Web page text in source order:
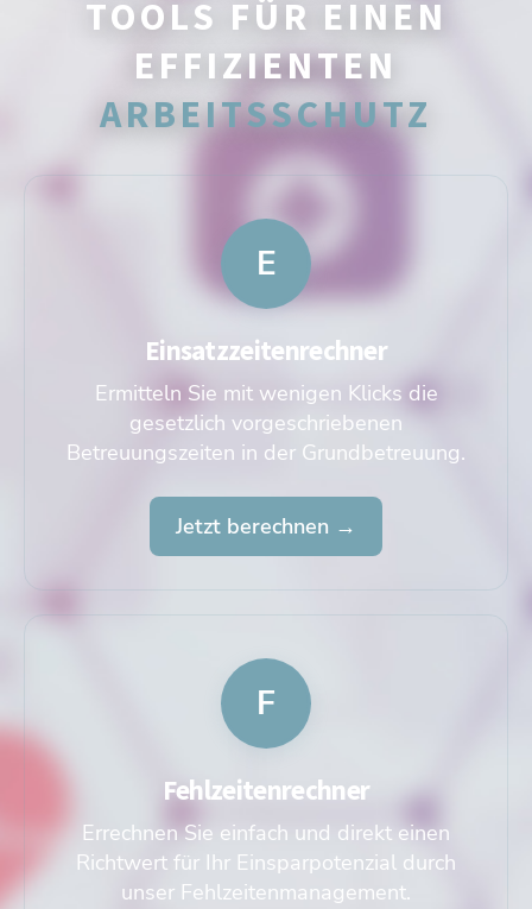
TOOLS FÜR EINEN
EFFIZIENTEN
ARBEITSSCHUTZ
E
Einsatzzeitenrechner
Ermitteln Sie mit wenigen Klicks die
gesetzlich vorgeschriebenen
Betreuungszeiten in der Grundbetreuung.
Jetzt berechnen →
F
Fehlzeitenrechner
Errechnen Sie einfach und direkt einen
Richtwert für Ihr Einsparpotenzial durch
unser Fehlzeitenmanagement.